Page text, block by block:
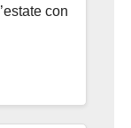
con